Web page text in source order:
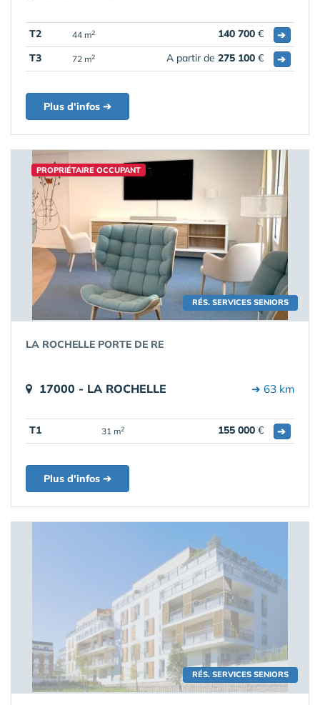
T2 44 m2 140 700 €
➔
T3
72 m2 A partir de 275 100 € ➔
Plus d'infos ➔
RÉS. SERVICES SENIORS
PROPRIÉTAIRE OCCUPANT
LA ROCHELLE PORTE DE RE
17000 - LA ROCHELLE ➔ 63 km
T1 31 m2 155 000 € ➔
Plus d'infos ➔
RÉS. SERVICES SENIORS